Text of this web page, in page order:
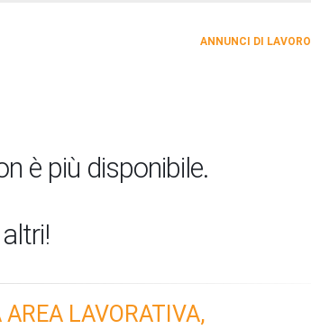
ANNUNCI DI LAVORO
è più disponibile.
LAVORATIVA,